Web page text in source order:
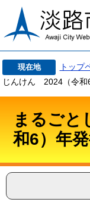
現在地 トップ
じんけん 2024（令和
まるご
和6）年